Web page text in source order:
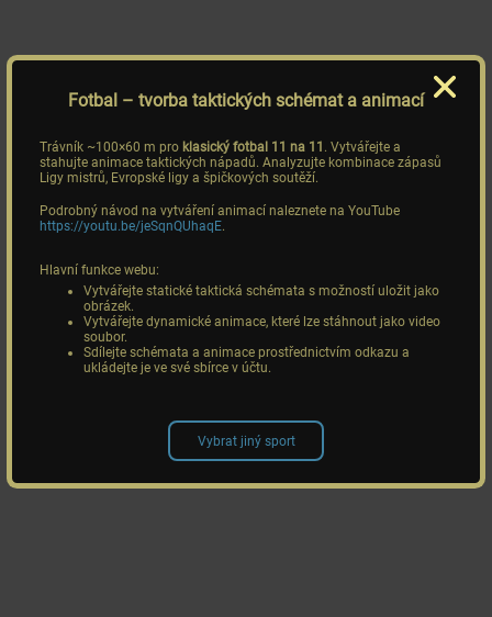
Fotbal – tvorba taktických schémat a animací
Trávník ~100×60 m pro klasický fotbal 11 na 11 . Vytvářejte a
stahujte animace taktických nápadů. Analyzujte kombinace zápasů
Ligy mistrů, Evropské ligy a špičkových soutěží.
Podrobný návod na vytváření animací naleznete na YouTube
https://youtu.be/jeSqnQUhaqE.
Hlavní funkce webu:
Vytvářejte statické taktická schémata s možností uložit jako
obrázek.
Vytvářejte dynamické animace, které lze stáhnout jako video
soubor.
Sdílejte schémata a animace prostřednictvím odkazu a
ukládejte je ve své sbírce v účtu.
Vybrat jiný sport